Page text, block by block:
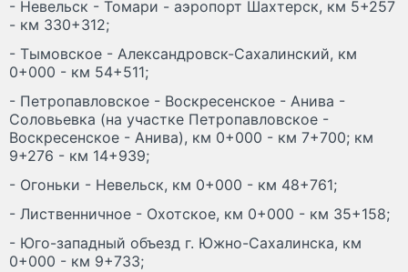
- Невельск - Томари - аэропорт Шахтерск, км 5+257
- км 330+312;
- Тымовское - Александровск-Сахалинский, км
0+000 - км 54+511;
- Петропавловское - Воскресенское - Анива -
Соловьевка (на участке Петропавловское -
Воскресенское - Анива), км 0+000 - км 7+700; км
9+276 - км 14+939;
- Огоньки - Невельск, км 0+000 - км 48+761;
- Лиственничное - Охотское, км 0+000 - км 35+158;
- Юго-западный объезд г. Южно-Сахалинска, км
0+000 - км 9+733;